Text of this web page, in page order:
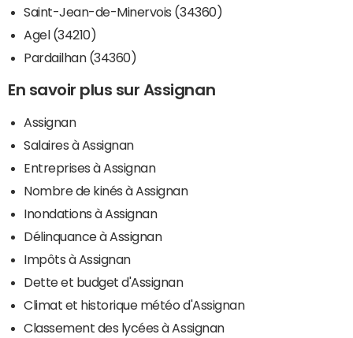
Saint-Jean-de-Minervois (34360)
Agel (34210)
Pardailhan (34360)
En savoir plus sur Assignan
Assignan
Salaires à Assignan
Entreprises à Assignan
Nombre de kinés à Assignan
Inondations à Assignan
Délinquance à Assignan
Impôts à Assignan
Dette et budget d'Assignan
Climat et historique météo d'Assignan
Classement des lycées à Assignan